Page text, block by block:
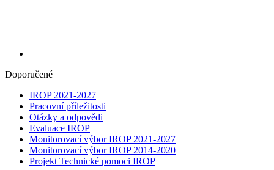
Doporučené
IROP 2021-2027
Pracovní příležitosti
Otázky a odpovědi
Evaluace IROP
Monitorovací výbor IROP 2021-2027
Monitorovací výbor IROP 2014-2020
Projekt Technické pomoci IROP